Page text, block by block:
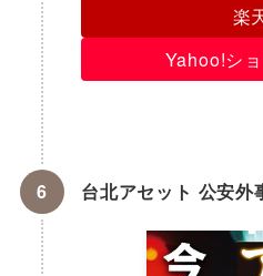
楽
Yahoo!シ
台北アセット 公安外